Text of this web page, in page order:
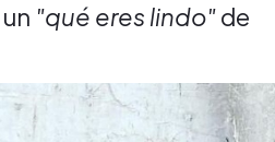
"qué eres lindo"de